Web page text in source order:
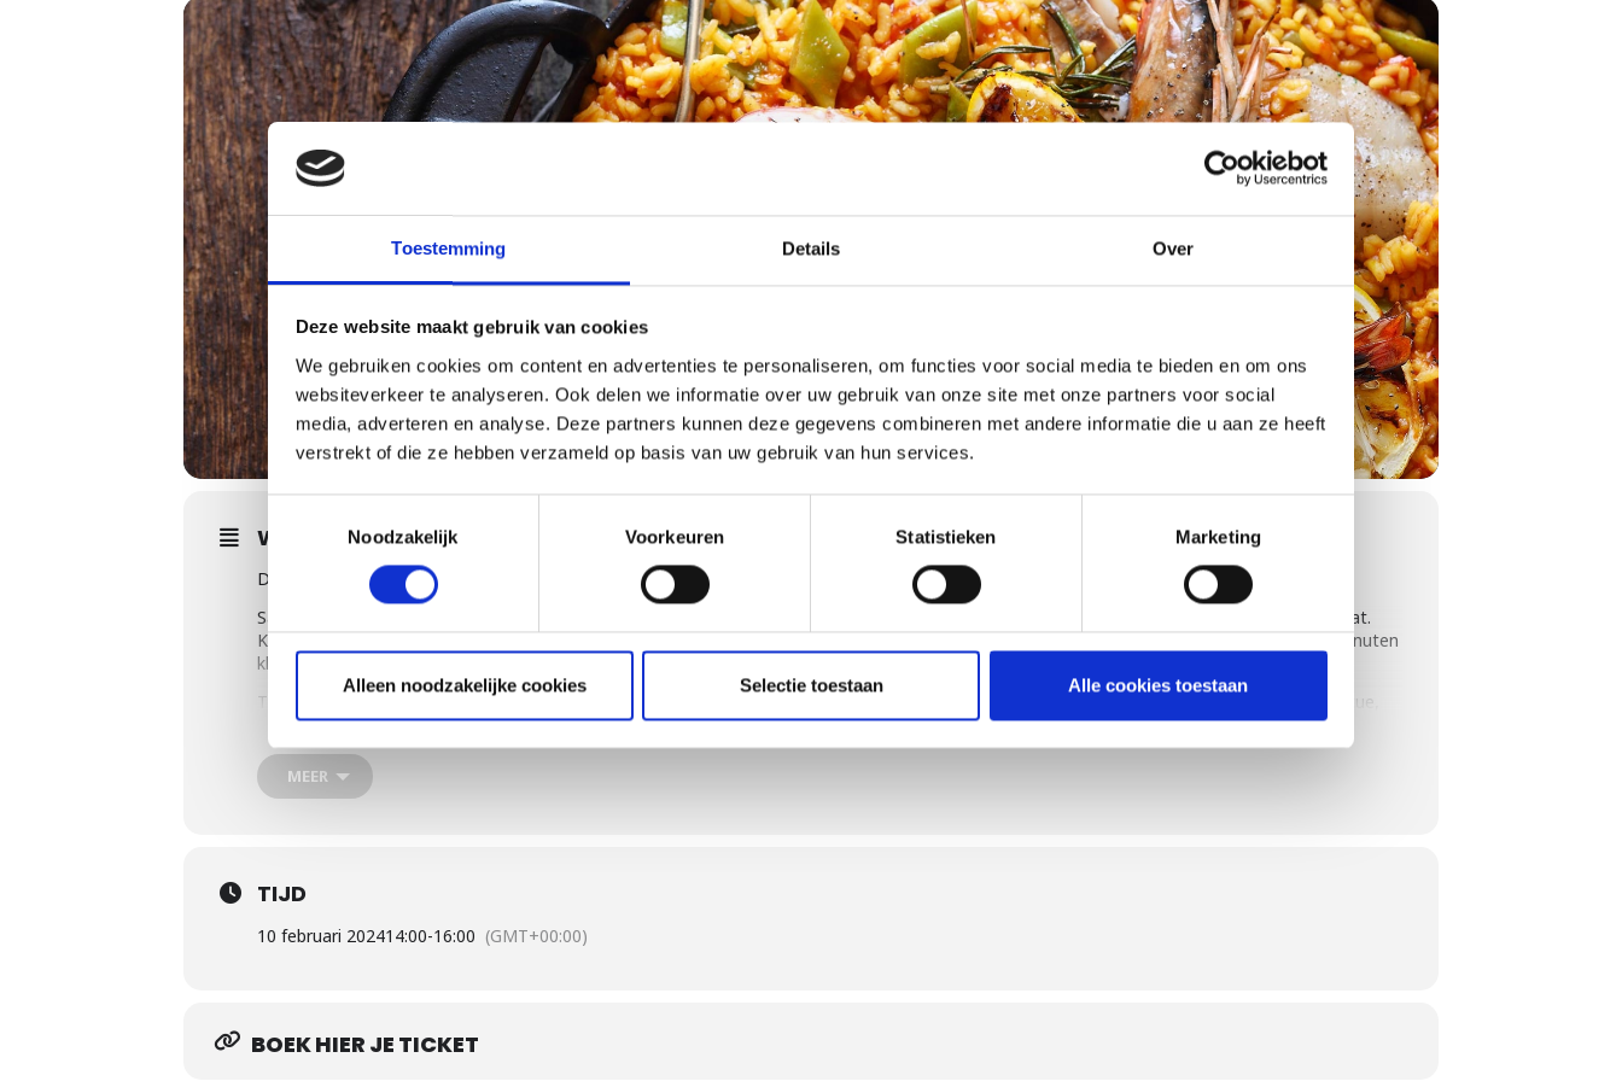
Toestemming Details Over
Deze website maakt gebruik van cookies
We gebruiken cookies om content en advertenties te personaliseren, om functies voor social media te bieden en om ons
websiteverkeer te analyseren. Ook delen we informatie over uw gebruik van onze site met onze partners voor social
media, adverteren en analyse. Deze partners kunnen deze gegevens combineren met andere informatie die u aan ze heeft
verstrekt of die ze hebben verzameld op basis van uw gebruik van hun services.
Noodzakelijk
Voorkeuren Statistieken Marketing
Alleen noodzakelijke cookies Selectie toestaan Alle cookies toestaan
WORKSHOPS DETAILS
De precisie van barbecueën.
Samen om en rond de barbecue worden mooie herinneringen gemaakt, dit is de ultieme Weber beleving waar nog lang over wordt nagepraat.
Komen er onverwachts vrienden langs of heeft u een drukke werkdag gehad? Met één druk op de knop is uw gasbarbecue binnen enkele minuten
klaar voor gebruik.
Tijdens deze BBQ workshop leren onze Weber gecertificeerde Grill Masters u een verrassend heerlijke maaltijd te bereiden op de gasbarbecue,
hoe u de temperatuur van een gasbarbecue kan beheersen en vertellen we u meer over de mogelijkheden met de gasbarbecue. Wokken, koken,
bakken, direct en indirect grillen, een gasbarbecue biedt veel mogelijkheden om een maaltijd te bereiden.
We gaan aan de slag op onze Genesis II modellen, Spirit modellen en Q-series!
Tijdens de gasbarbecueworkshop gaan we het volgende doen:
Toepassen van directe en indirecte grillmethode
MEER
TIJD
10 februari 202414:00-16:00 (GMT+00:00)
BOEK HIER JE TICKET